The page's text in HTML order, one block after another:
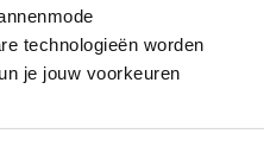
technologieën worden
je jouw voorkeuren
mouwen combineert een
boord. De Groen Mix
het ideaal voor elke